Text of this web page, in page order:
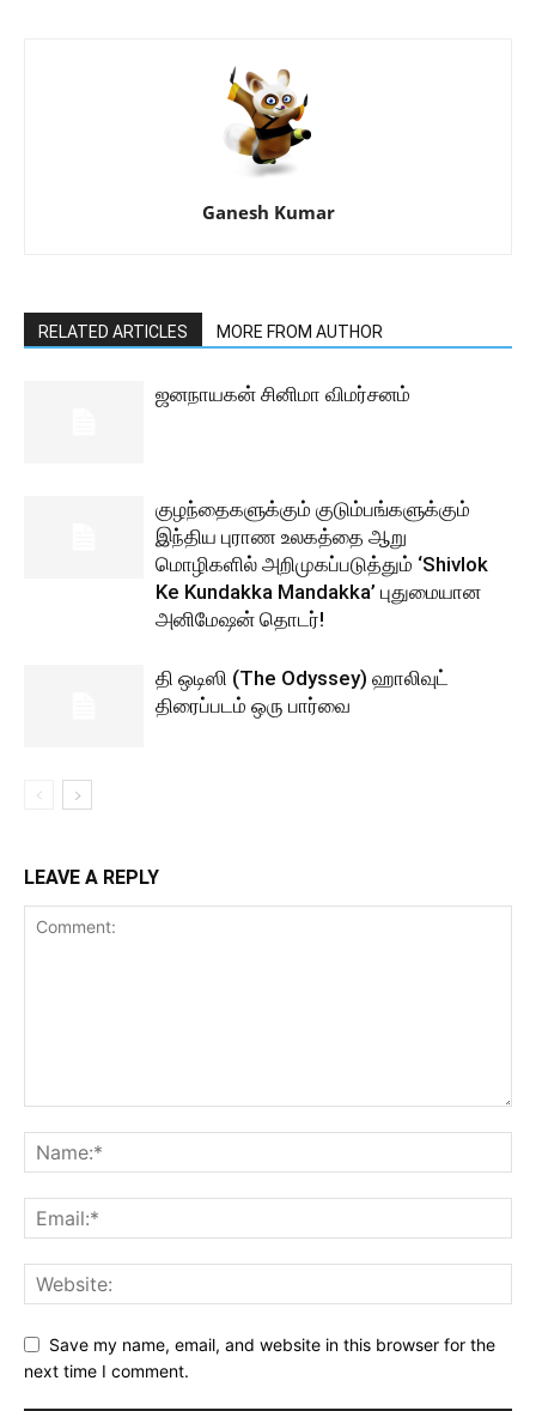
Ganesh Kumar
RELATED ARTICLES MORE FROM AUTHOR
ஜனநாயகன் சினிமா விமர்சனம்
குழந்தைகளுக்கும் குடும்பங்களுக்கும்
இந்திய புராண உலகத்தை ஆறு
மொழிகளில் அறிமுகப்படுத்தும் ‘Shivlok
Ke Kundakka Mandakka’ புதுமையான
அனிமேஷன் தொடர்!
தி ஒடிஸி (The Odyssey) ஹாலிவுட்
திரைப்படம் ஒரு பார்வை
LEAVE A REPLY
Save my name, email, and website in this browser for the
next time I comment.